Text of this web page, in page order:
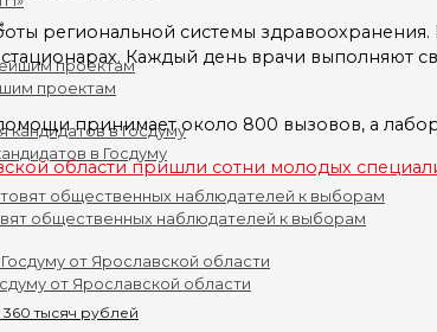
проектам
в Госдуму
общественных наблюдателей к выборам
от Ярославской области
региональной системы
Каждый день врачи выполняют
принимает около 800 вызовов, а
области пришли сотни молодых